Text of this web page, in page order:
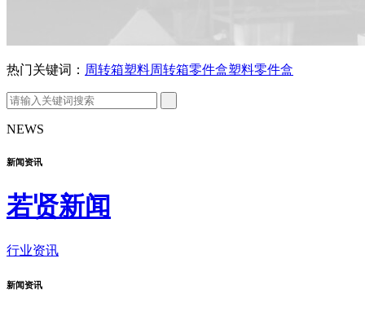
热门关键词： 周转箱塑料周转箱零件盒塑料零件盒
NEWS
新闻资讯
若贤新闻
行业资讯
新闻资讯